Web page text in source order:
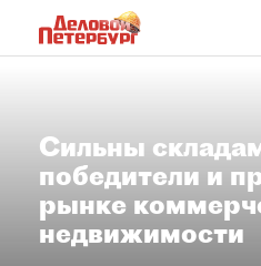
Сильны
победители и
рынке
недвижимости